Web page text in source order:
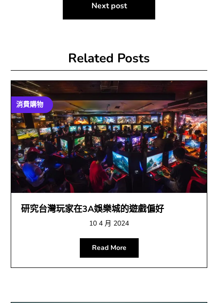
Next post
Related Posts
消費購物
研究台灣玩家在3A娛樂城的遊戲偏好
10 4 月 2024
Read More